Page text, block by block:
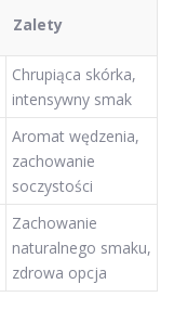
Zalety
Chrupiąca skórka,
intensywny smak
Aromat wędzenia,
zachowanie
soczystości
Zachowanie
naturalnego smaku,
zdrowa opcja